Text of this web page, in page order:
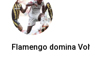
Flamengo domina